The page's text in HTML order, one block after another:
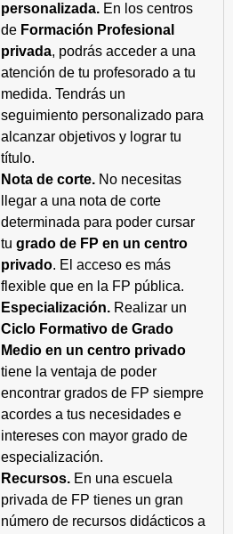
personalizada. En los centros
de Formación Profesional
privada, podrás acceder a una
atención de tu profesorado a tu
medida. Tendrás un
seguimiento personalizado para
alcanzar objetivos y lograr tu
título.
Nota de corte. No necesitas
llegar a una nota de corte
determinada para poder cursar
tu grado de FP en un centro
privado. El acceso es más
flexible que en la FP pública.
Especialización. Realizar un
Ciclo Formativo de Grado
Medio en un centro privado
tiene la ventaja de poder
encontrar grados de FP siempre
acordes a tus necesidades e
intereses con mayor grado de
especialización.
Recursos. En una escuela
privada de FP tienes un gran
número de recursos didácticos a